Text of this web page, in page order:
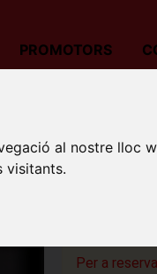
al nostre lloc
visitants.
PROMOTORS
Per a